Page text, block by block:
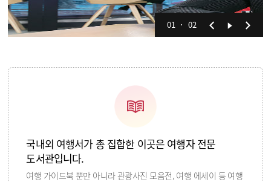
01 02
국내외 여행서가 총 집합한 이곳은 여행자 전문
도서관입니다.
여행 가이드북 뿐만 아니라 관광사진 모음전, 여행 에세이 등 여행